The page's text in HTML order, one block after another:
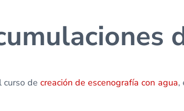
curso de creación de escenografía con agua,